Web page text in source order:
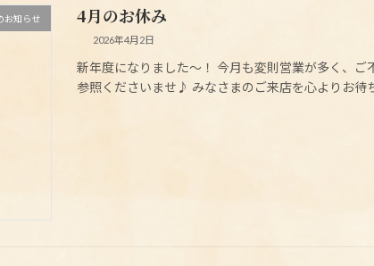
お知らせ 4月のお休み
2026年4月2日
新年度になりました～！ 今月も変則営業が多く、ご
参照くださいませ♪ みなさまのご来店を心よりお待